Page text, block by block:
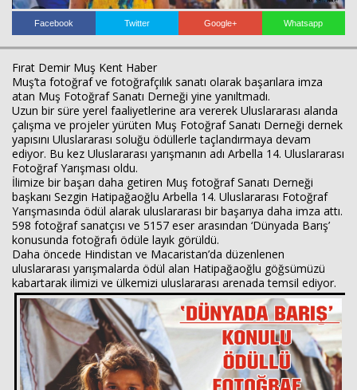
Facebook Twitter Google+ Whatsapp
Fırat Demir Muş Kent Haber
Muş’ta fotoğraf ve fotoğrafçılık sanatı olarak başarılara imza
atan Muş Fotoğraf Sanatı Derneği yine yanıltmadı.
Uzun bir süre yerel faaliyetlerine ara vererek Uluslararası alanda
çalışma ve projeler yürüten Muş Fotoğraf Sanatı Derneği dernek
yapısını Uluslararası soluğu ödüllerle taçlandırmaya devam
ediyor. Bu kez Uluslararası yarışmanın adı Arbella 14. Uluslararası
Fotoğraf Yarışması oldu.
İlimize bir başarı daha getiren Muş fotoğraf Sanatı Derneği
başkanı Sezgin Hatipağaoğlu Arbella 14. Uluslararası Fotoğraf
Yarışmasında ödül alarak uluslararası bir başarıya daha imza attı.
598 fotoğraf sanatçısı ve 5157 eser arasından ‘Dünyada Barış’
konusunda fotoğrafı ödüle layık görüldü.
Daha öncede Hindistan ve Macaristan’da düzenlenen
uluslararası yarışmalarda ödül alan Hatipağaoğlu göğsümüzü
kabartarak ilimizi ve ülkemizi uluslararası arenada temsil ediyor.